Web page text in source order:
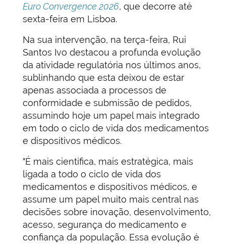
Euro Convergence 2026, que decorre até
sexta-feira em Lisboa.
Na sua intervenção, na terça-feira, Rui
Santos Ivo destacou a profunda evolução
da atividade regulatória nos últimos anos,
sublinhando que esta deixou de estar
apenas associada a processos de
conformidade e submissão de pedidos,
assumindo hoje um papel mais integrado
em todo o ciclo de vida dos medicamentos
e dispositivos médicos.
"É mais científica, mais estratégica, mais
ligada a todo o ciclo de vida dos
medicamentos e dispositivos médicos, e
assume um papel muito mais central nas
decisões sobre inovação, desenvolvimento,
acesso, segurança do medicamento e
confiança da população. Essa evolução é